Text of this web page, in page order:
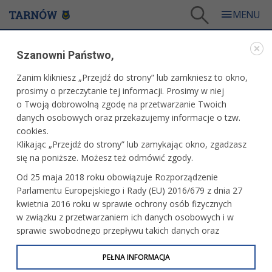
Planty przy ul. Mickiewicza - uruchomienie sieci internetu bezprzewodowogo Hot - Spot.
WARTO ZOBACZYĆ
PLANTY PRZY UL. MICKIEWICZA - URUCHOMIENIE
SIECI INTERNETU BEZPRZEWODOWOGO HOT -
SPOT.
26 maja 2009 r.,fot: Paweł Topolski
Szanowni Państwo,
Zanim klikniesz „Przejdź do strony” lub zamkniesz to okno,
prosimy o przeczytanie tej informacji. Prosimy w niej
o Twoją dobrowolną zgodę na przetwarzanie Twoich
danych osobowych oraz przekazujemy informacje o tzw.
cookies.
Klikając „Przejdź do strony” lub zamykając okno, zgadzasz
się na poniższe. Możesz też odmówić zgody.
Od 25 maja 2018 roku obowiązuje Rozporządzenie
Parlamentu Europejskiego i Rady (EU) 2016/679 z dnia 27
kwietnia 2016 roku w sprawie ochrony osób fizycznych
w związku z przetwarzaniem ich danych osobowych i w
sprawie swobodnego przepływu takich danych oraz
uchylenia dyrektywy 95/46/WE (określane jako RODO, GDPR
lub Ogólne Rozporządzenie o Ochronie Danych
PEŁNA INFORMACJA